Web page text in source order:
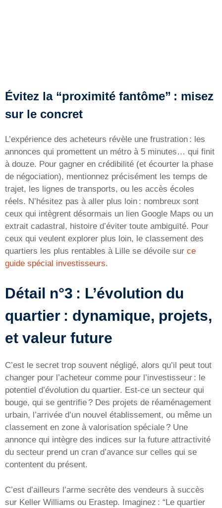
Évitez la “proximité fantôme” : misez
sur le concret
L’expérience des acheteurs révèle une frustration : les
annonces qui promettent un métro à 5 minutes… qui finit
à douze. Pour gagner en crédibilité (et écourter la phase
de négociation), mentionnez précisément les temps de
trajet, les lignes de transports, ou les accès écoles
réels. N’hésitez pas à aller plus loin : nombreux sont
ceux qui intègrent désormais un lien Google Maps ou un
extrait cadastral, histoire d’éviter toute ambiguïté. Pour
ceux qui veulent explorer plus loin, le classement des
quartiers les plus rentables à Lille se dévoile sur ce
guide spécial investisseurs.
Détail n°3 : L’évolution du
quartier : dynamique, projets,
et valeur future
C’est le secret trop souvent négligé, alors qu’il peut tout
changer pour l’acheteur comme pour l’investisseur : le
potentiel d’évolution du quartier. Est-ce un secteur qui
bouge, qui se gentrifie ? Des projets de réaménagement
urbain, l’arrivée d’un nouvel établissement, ou même un
classement en zone à valorisation spéciale ? Une
annonce qui intègre des indices sur la future attractivité
du secteur prend un cran d’avance sur celles qui se
contentent du présent.
C’est d’ailleurs l’arme secrète des vendeurs à succès
sur Keller Williams ou Erastep. Imaginez : “Le quartier